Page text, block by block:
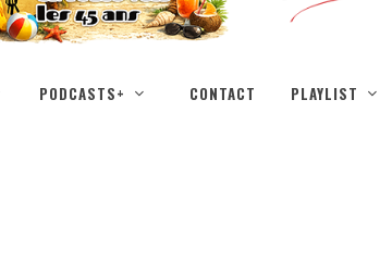
PODCASTS+ CONTACT PLAYLIST